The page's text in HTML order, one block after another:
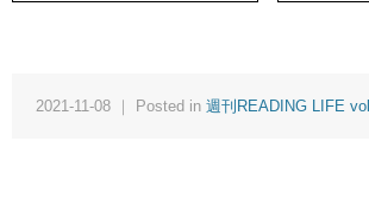
2021-11-08 ｜ Posted in 週刊READING LIFE